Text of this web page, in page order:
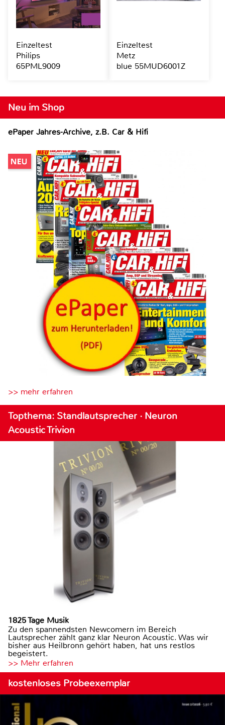
Neu im Shop
ePaper Jahres-Archive, z.B. Car & Hifi
>> mehr erfahren
Topthema: Standlautsprecher · Neuron
Acoustic Trivion
1825 Tage Musik
Zu den spannendsten Newcomern im Bereich
Lautsprecher zählt ganz klar Neuron Acoustic. Was wir
bisher aus Heilbronn gehört haben, hat uns restlos
begeistert.
>> Mehr erfahren
kostenloses Probeexemplar
Einzeltest
Philips
65PML9009
Einzeltest
Metz
blue 55MUD6001Z